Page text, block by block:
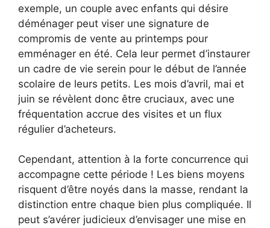
exemple, un couple avec enfants qui désire
déménager peut viser une signature de
compromis de vente au printemps pour
emménager en été. Cela leur permet d’instaurer
un cadre de vie serein pour le début de l’année
scolaire de leurs petits. Les mois d’avril, mai et
juin se révèlent donc être cruciaux, avec une
fréquentation accrue des visites et un flux
régulier d’acheteurs.
Cependant, attention à la forte concurrence qui
accompagne cette période ! Les biens moyens
risquent d’être noyés dans la masse, rendant la
distinction entre chaque bien plus compliquée. Il
peut s’avérer judicieux d’envisager une mise en